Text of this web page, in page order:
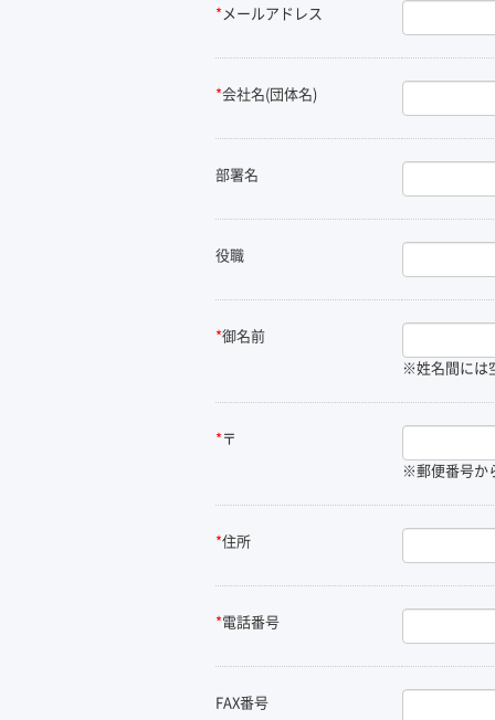
* メールアドレス
*会社名(団体名)
部署名
役職
*御名前
※姓名間には
* 〒
※郵便番号か
*住所
*電話番号
FAX番号